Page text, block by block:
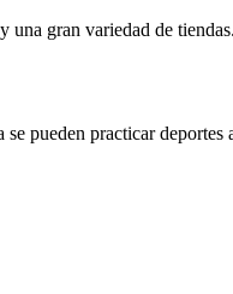
gran variedad de
pueden practicar deportes